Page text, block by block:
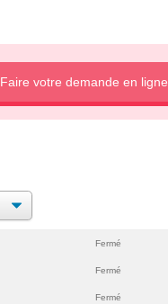
Faire votre demande en ligne
Fermé
Fermé
Fermé